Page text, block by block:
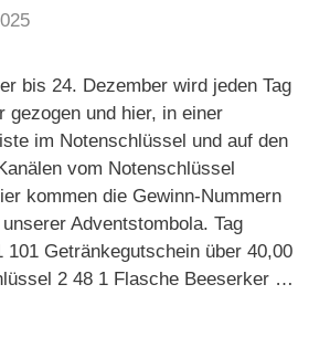
bis 24. Dezember wird jeden Tag
gezogen und hier, in einer
im Notenschlüssel und auf den
vom Notenschlüssel
kommen die Gewinn-Nummern
Adventstombola. Tag
101 Getränkegutschein über 40,00
2 48 1 Flasche Beeserker …